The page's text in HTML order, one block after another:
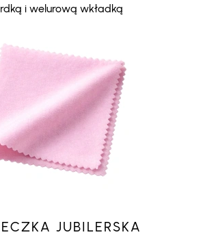
i welurową wkładką
JUBILERSKA